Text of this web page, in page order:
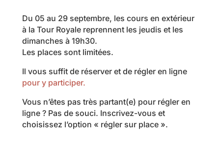
Du 05 au 29 septembre, les cours en extérieur
à la Tour Royale reprennent les jeudis et les
dimanches à 19h30.
Les places sont limitées.
Il vous suffit de réserver et de régler en ligne
pour y participer.
Vous n’êtes pas très partant(e) pour régler en
ligne ? Pas de souci. Inscrivez-vous et
choisissez l’option « régler sur place ».